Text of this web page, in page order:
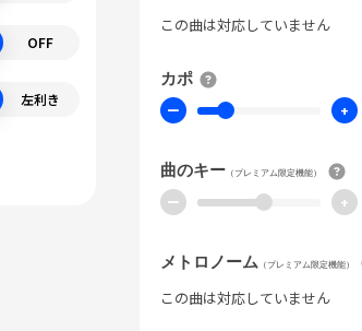
OFF
左利き
この曲は対応していません
カポ
ー +
曲のキー （プレミアム限定機能）
ー +
メトロノーム （プレミアム限定機能）
この曲は対応していません